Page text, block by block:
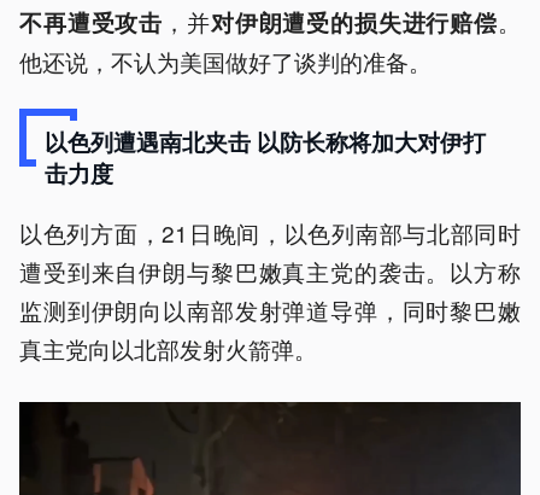
不再遭受攻击 ，并对伊朗遭受的损失进行赔偿。
他还说，不认为美国做好了谈判的准备。
以色列遭遇南北夹击 以防长称将加大对伊打
击力度
以色列方面，21日晚间，以色列南部与北部同时
遭受到来自伊朗与黎巴嫩真主党的袭击。以方称
监测到伊朗向以南部发射弹道导弹，同时黎巴嫩
真主党向以北部发射火箭弹。